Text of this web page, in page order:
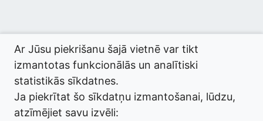
© 2026 termini.gov.lv. Izstrādātājs:Tilde.
Ar Jūsu piekrišanu šajā vietnē var tikt
izmantotas funkcionālās un analītiski
statistikās sīkdatnes.
Ja piekrītat šo sīkdatņu izmantošanai, lūdzu,
atzīmējiet savu izvēli: